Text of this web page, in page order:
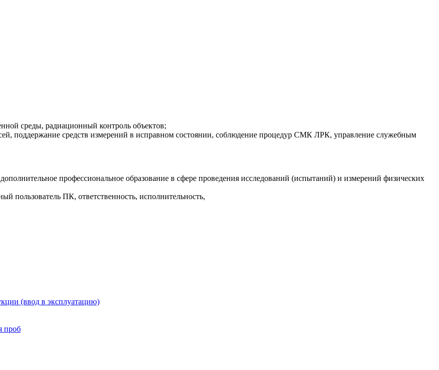
среды, радиационный контроль объектов;
поддержание средств измерений в исправном состоянии, соблюдение процедур СМК ЛРК, управление служебным
профессиональное образование в сфере проведения исследований (испытаний) и измерений физических
пользователь ПК, ответственность, исполнительность,
(ввод в эксплуатацию)
проб